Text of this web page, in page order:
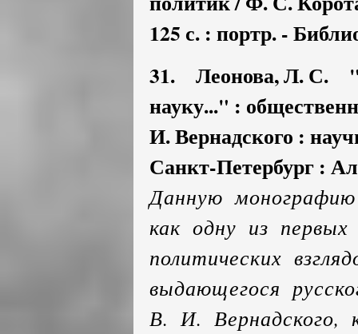
125 с. : портр. -
31. Леонова, Л. С.
науку..." :
И. Вернадского :
Санкт-Петербург :
Данную
как одну из
политических
выдающегося
В. И. Вернадского,